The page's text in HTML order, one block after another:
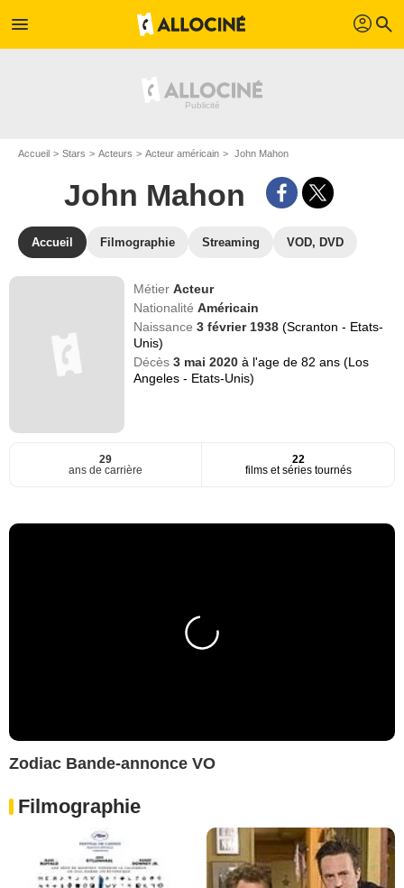
menu profil search
Accueil Stars Acteurs Acteur américain John Mahon
John Mahon
Accueil Filmographie Streaming VOD, DVD
MétierActeur
NationalitéAméricain
Naissance3 février 1938(Scranton - Etats-
Unis)
Décès3 mai 2020à l'age de 82 ans (Los
Angeles - Etats-Unis)
29
ans de carrière
22
films et séries tournés
Zodiac Bande-annonce VO
Filmographie